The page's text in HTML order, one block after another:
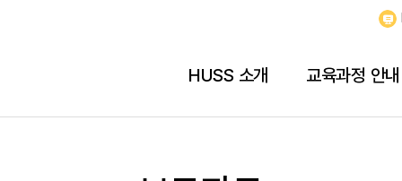
HUSS 소개 교육과정 안내